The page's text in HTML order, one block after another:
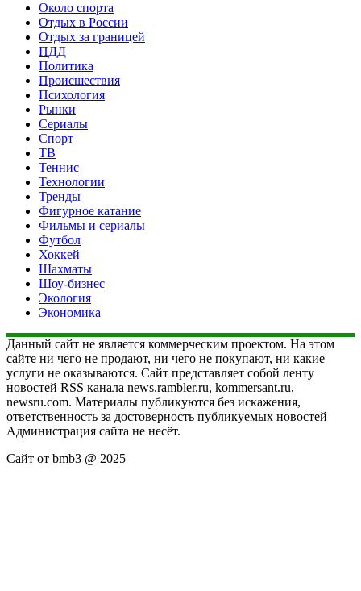
Около спорта
Отдых в России
Отдых за границей
ПДД
Политика
Происшествия
Психология
Рынки
Сериалы
Спорт
ТВ
Теннис
Технологии
Тренды
Фигурное катание
Фильмы и сериалы
Футбол
Хоккей
Шахматы
Шоу-бизнес
Экология
Экономика
Данный сайт не является коммерческим проектом. На этом
сайте ни чего не продают, ни чего не покупают, ни какие
услуги не оказываются. Сайт представляет собой ленту
новостей RSS канала news.rambler.ru, kommersant.ru,
newsru.com. Материалы публикуются без искажения,
ответственность за достоверность публикуемых новостей
Администрация сайта не несёт.
Сайт от bmb3 @ 2025